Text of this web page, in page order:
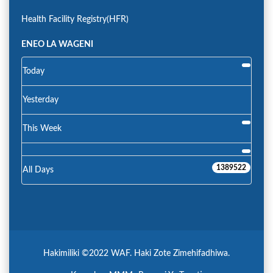
Health Facility Registry(HFR)
ENEO LA WAGENI
Today
Yesterday
This Week
All Days 1389522
Hakimiliki ©2022 WAF. Haki Zote Zimehifadhiwa.